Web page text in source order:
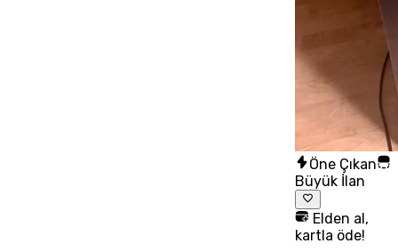
Öne Çıkan
Büyük İlan
Elden al,
kartla öde!